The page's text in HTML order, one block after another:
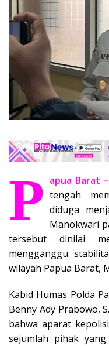
P apua Barat –
tengah
diduga
Manokwari
tersebut dinilai
mengganggu
wilayah Papua Barat,
Kabid Humas Polda
Benny Ady Prabowo,
bahwa aparat
sejumlah pihak